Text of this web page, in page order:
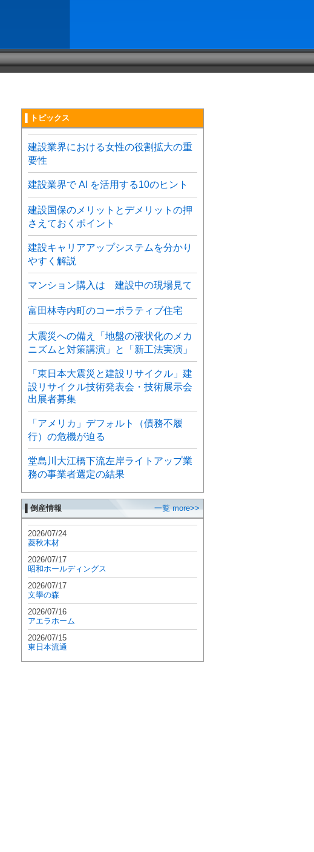
▌トピックス
建設業界における女性の役割拡大の重
要性
建設業界で AI を活用する10のヒント
建設国保のメリットとデメリットの押
さえておくポイント
建設キャリアアップシステムを分かり
やすく解説
マンション購入は 建設中の現場見て
富田林寺内町のコーポラティブ住宅
大震災への備え「地盤の液状化のメカ
ニズムと対策講演」と「新工法実演」
「東日本大震災と建設リサイクル」建
設リサイクル技術発表会・技術展示会
出展者募集
「アメリカ」デフォルト（債務不履
行）の危機が迫る
堂島川大江橋下流左岸ライトアップ業
務の事業者選定の結果
▌倒産情報 一覧 more>>
2026/07/24
菱秋木材
2026/07/17
昭和ホールディングス
2026/07/17
文學の森
2026/07/16
アエラホーム
2026/07/15
東日本流通